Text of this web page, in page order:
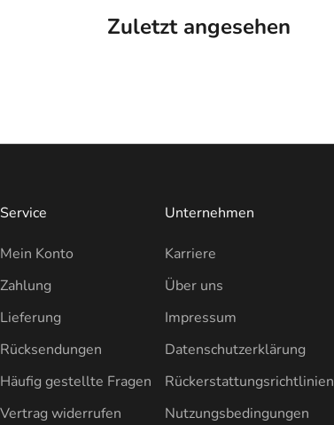
Zuletzt angesehen
Service
Mein Konto
Zahlung
Lieferung
Rücksendungen
Häufig gestellte Fragen
Vertrag widerrufen
Unternehmen
Karriere
Über uns
Impressum
Datenschutzerklärung
Rückerstattungsrichtlinien
Nutzungsbedingungen